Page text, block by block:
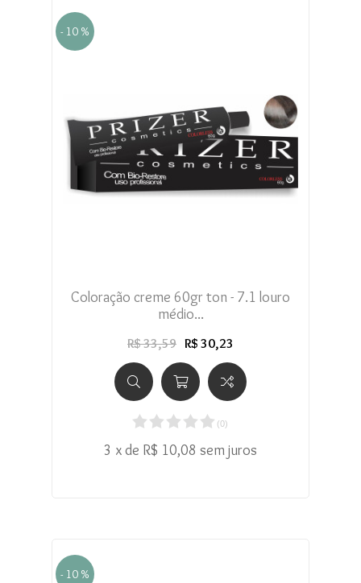
- 10 %
Coloração creme 60gr ton - 7.1 louro
médio...
R$ 33,59 R$ 30,23
(0)
3 x de R$ 10,08 sem juros
- 10 %